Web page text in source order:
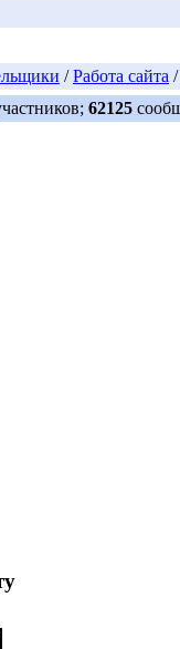
/Работа сайта /
62125